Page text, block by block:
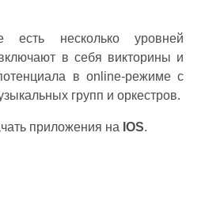
несколько уровней
в себя викторины и
в online-режиме с
групп и оркестров.
приложения на IOS.